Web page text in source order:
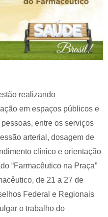
realizando
em espaços públicos e
entre os serviços
arterial, dosagem de
clínico e orientação
“Farmacêutico na Praça”
de 21 a 27 de
Federal e Regionais
o trabalho do